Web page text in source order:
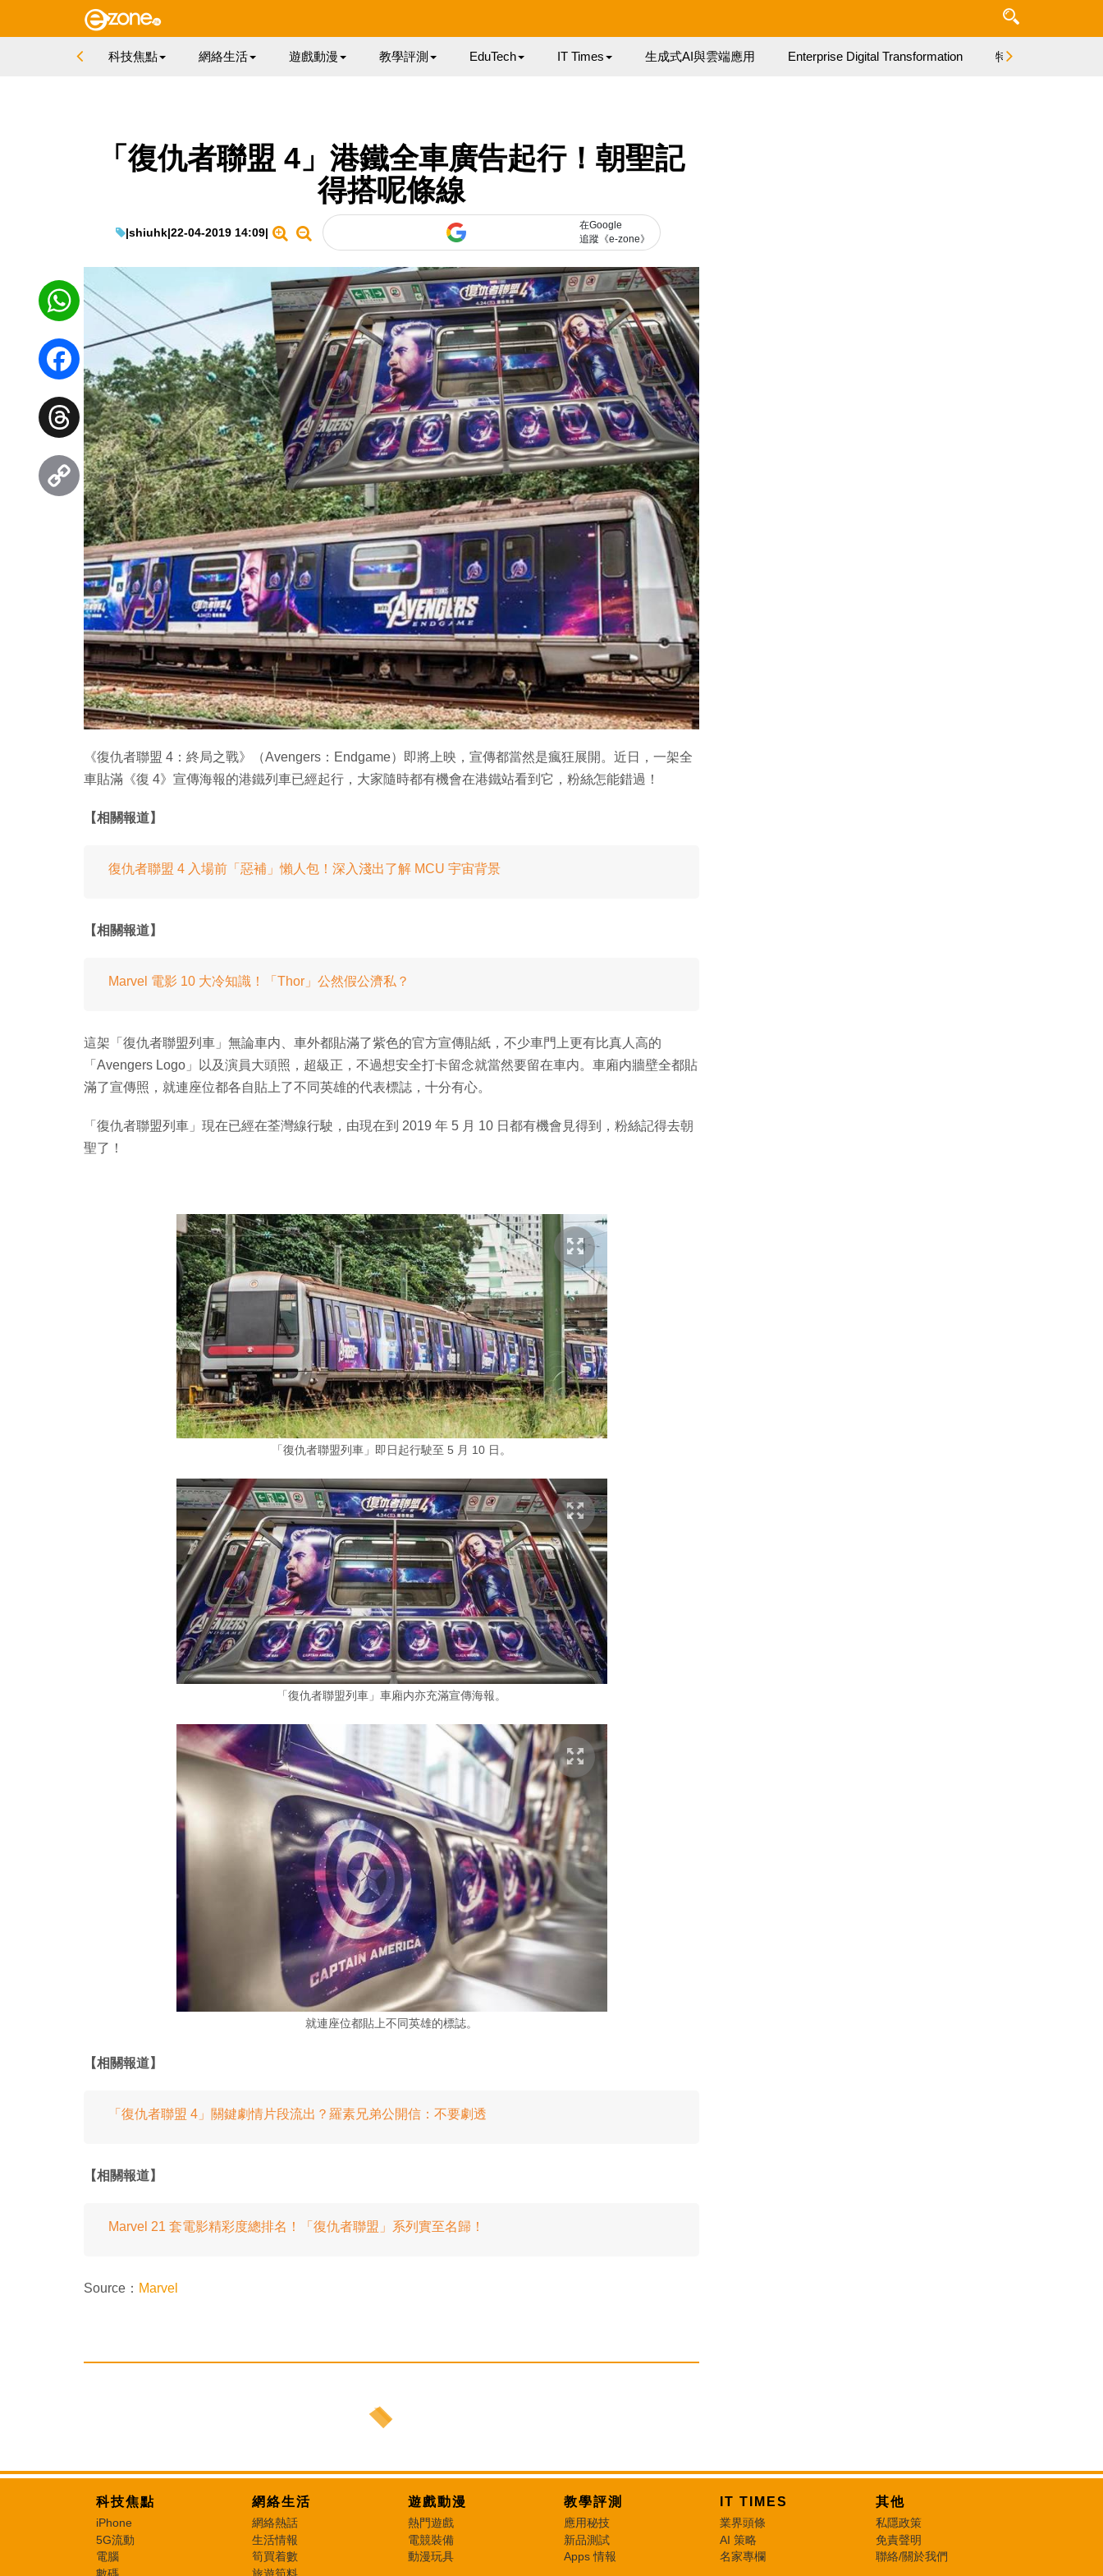
科技焦點 網絡生活 遊戲動漫 教學評測 EduTech IT Times 生成式AI與雲端應用 Enterprise Digital Transformation 特集
「復仇者聯盟 4」港鐵全車廣告起行！朝聖記
得搭呢條線
|shiuhk|22-04-2019 14:09|
在Google
追蹤《e-zone》
《復仇者聯盟 4：終局之戰》（Avengers：Endgame）即將上映，宣傳都當然是瘋狂展開。近日，一架全
車貼滿《復 4》宣傳海報的港鐵列車已經起行，大家隨時都有機會在港鐵站看到它，粉絲怎能錯過！
【相關報道】
復仇者聯盟 4 入場前「惡補」懶人包！深入淺出了解 MCU 宇宙背景
【相關報道】
Marvel 電影 10 大冷知識！「Thor」公然假公濟私？
這架「復仇者聯盟列車」無論車内、車外都貼滿了紫色的官方宣傳貼紙，不少車門上更有比真人高的
「Avengers Logo」以及演員大頭照，超級正，不過想安全打卡留念就當然要留在車内。車廂内牆壁全都貼
滿了宣傳照，就連座位都各自貼上了不同英雄的代表標誌，十分有心。
「復仇者聯盟列車」現在已經在荃灣線行駛，由現在到 2019 年 5 月 10 日都有機會見得到，粉絲記得去朝
聖了！
「復仇者聯盟列車」即日起行駛至 5 月 10 日。
「復仇者聯盟列車」車廂内亦充滿宣傳海報。
就連座位都貼上不同英雄的標誌。
【相關報道】
「復仇者聯盟 4」關鍵劇情片段流出？羅素兄弟公開信：不要劇透
【相關報道】
Marvel 21 套電影精彩度總排名！「復仇者聯盟」系列實至名歸！
Source： Marvel
WhatsApp
Facebook
Threads
Copy
Link
科技焦點
iPhone
5G流動
電腦
網絡生活
網絡熱話
生活情報
筍買着數
遊戲動漫
熱門遊戲
電競裝備
動漫玩具
教學評測
應用秘技
新品測試
Apps 情報
IT TIMES
業界頭條
AI 策略
名家專欄
其他
私隱政策
免責聲明
聯絡/關於我們